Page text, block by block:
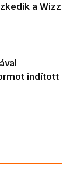
a Wizz
indított